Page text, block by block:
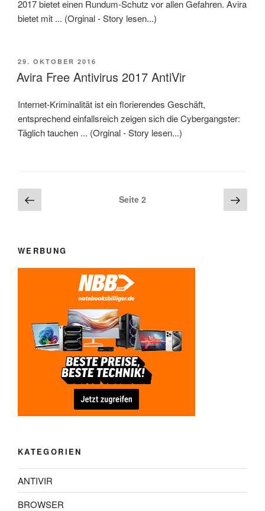
2017 bietet einen Rundum-Schutz vor allen Gefahren. Avira
bietet mit ... (Orginal - Story lesen...)
VERÖFFENTLICHT
AM
29. OKTOBER 2016
Avira Free Antivirus 2017 AntiVir
Internet-Kriminalität ist ein florierendes Geschäft,
entsprechend einfallsreich zeigen sich die Cybergangster:
Täglich tauchen ... (Orginal - Story lesen...)
Beitragsnavigation
Seite
Seite 2
Seite
WERBUNG
KATEGORIEN
ANTIVIR
BROWSER